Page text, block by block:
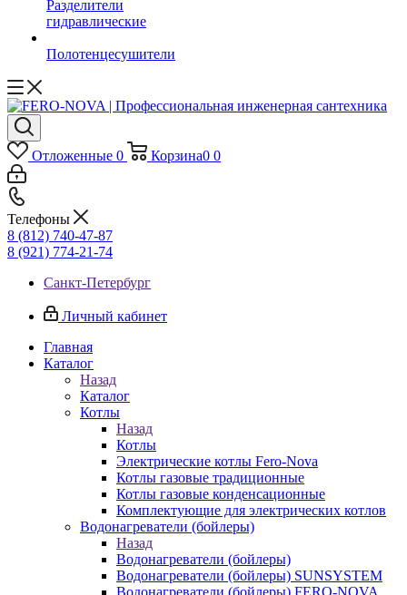
Разделители
гидравлические
Полотенцесушители
Отложенные 0 Корзина0 0
Телефоны
8 (812) 740-47-87
8 (921) 774-21-74
Санкт-Петербург
Личный кабинет
Главная
Каталог
Назад
Каталог
Котлы
Назад
Котлы
Электрические котлы Fero-Nova
Котлы газовые традиционные
Котлы газовые конденсационные
Комплектующие для электрических котлов
Водонагреватели (бойлеры)
Назад
Водонагреватели (бойлеры)
Водонагреватели (бойлеры) SUNSYSTEM
Водонагреватели (бойлеры) FERO-NOVA